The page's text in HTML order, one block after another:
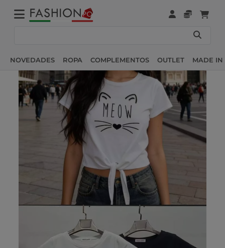
NOVEDADES ROPA COMPLEMENTOS OUTLET MADE IN